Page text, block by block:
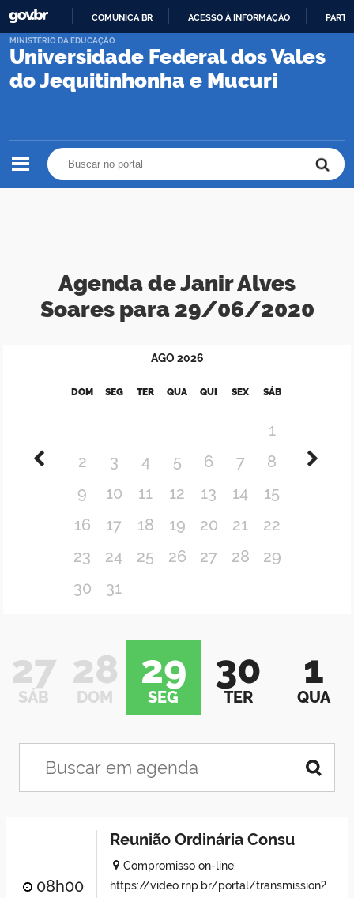
PARA
CONTEÚDO
COMUNICA BR ACESSO À INFORMAÇÃO
Universidade Federal dos Vales
do Jequitinhonha e Mucuri
MINISTÉRIO DA EDUCAÇÃO
Agenda de Janir Alves
Soares para 29/06/2020
AGO 2026
DOM SEG TER QUA QUI SEX SÁB
1
2
3 4 5 6 7
8
9
10 11 12 13 14
15
16
17 18 19 20 21
22
23
24 25 26 27 28
29
30
31
27
SÁB
28
DOM
29
SEG
30
TER
1
QUA
08h00
Reunião Ordinária Consu
Compromisso on-line:
https://video.rnp.br/portal/transmission?